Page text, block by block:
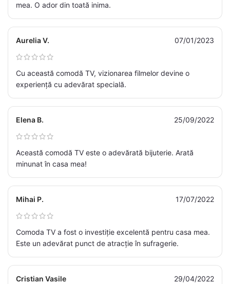
mea. O ador din toată inima.
Aurelia V. 07/01/2023
Cu această comodă TV, vizionarea filmelor devine o
experiență cu adevărat specială.
Elena B. 25/09/2022
Această comodă TV este o adevărată bijuterie. Arată
minunat în casa mea!
Mihai P. 17/07/2022
Comoda TV a fost o investiție excelentă pentru casa mea.
Este un adevărat punct de atracție în sufragerie.
Cristian Vasile 29/04/2022